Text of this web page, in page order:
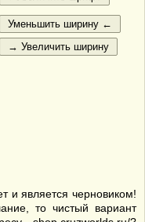
и является черновиком!
то чистый вариант